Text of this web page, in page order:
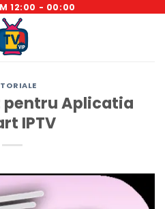
12:00 - 00:00
pentru Aplicatia
IPTV